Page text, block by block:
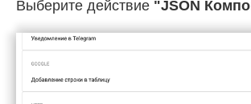
Выберите действие "JSON